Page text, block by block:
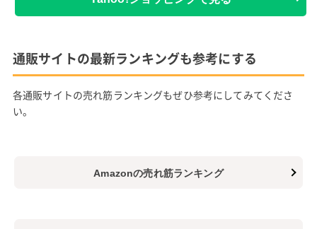
通販サイトの最新ランキングも参考にする
各通販サイトの売れ筋ランキングもぜひ参考にしてみてくださ
い。
Amazonの売れ筋ランキング